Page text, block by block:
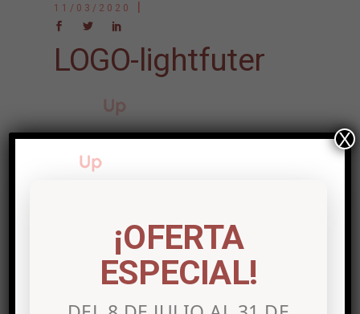
11/03/2020
LOGO-lightfuter
publicar un comentario.
¡OFERTA
ESPECIAL!
X